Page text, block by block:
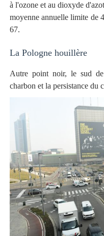
à l'ozone et au dioxyde
moyenne annuelle limite de
67.
La Pologne houillère
Autre point noir, le sud
charbon et la persistance du